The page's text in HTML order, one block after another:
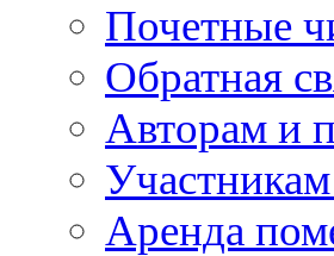
Почетные
Обратная
Авторам и
Аренда